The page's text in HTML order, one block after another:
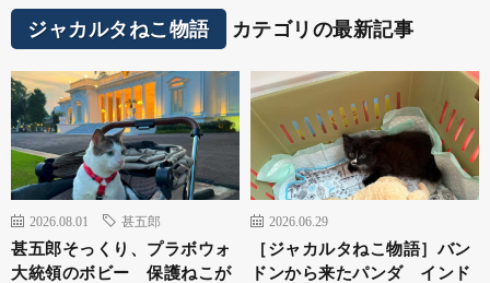
ジャカルタねこ物語 カテゴリの最新記事
2026.08.01 甚五郎
甚五郎そっくり、プラボウォ
大統領のボビー 保護ねこが
2026.06.29
［ジャカルタねこ物語］バン
ドンから来たパンダ インド